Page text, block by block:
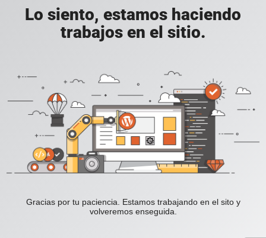
Lo siento, estamos haciendo
trabajos en el sitio.
Gracias por tu paciencia. Estamos trabajando en el sito y
volveremos enseguida.